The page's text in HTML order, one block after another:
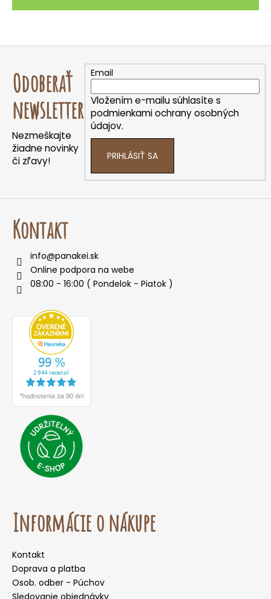
Odoberať
newsletter
Nezmeškajte
žiadne novinky
či zľavy!
Email
Vložením e-mailu súhlasíte s
podmienkami ochrany osobných
údajov.
PRIHLÁSIŤ SA
Kontakt
info@panakei.sk
Online podpora na webe
08:00 - 16:00 ( Pondelok - Piatok )
Informácie o nákupe
Kontakt
Doprava a platba
Osob. odber - Púchov
Sledovanie objednávky